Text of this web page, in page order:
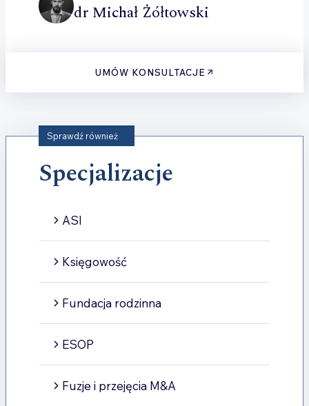
dr Michał Żółtowski
UMÓW KONSULTACJE
Sprawdź również
Specjalizacje
ASI
Księgowość
Fundacja rodzinna
ESOP
Fuzje i przejęcia M&A